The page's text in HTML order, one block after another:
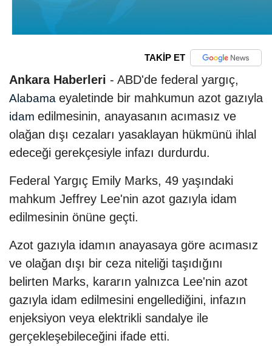
TAKİP ET
Ankara Haberleri - ABD'de federal yargıç,
Alabama eyaletinde bir mahkumun azot gazıyla
idam edilmesinin, anayasanın acımasız ve
olağan dışı cezaları yasaklayan hükmünü ihlal
edeceği gerekçesiyle infazı durdurdu.
Federal Yargıç Emily Marks, 49 yaşındaki
mahkum Jeffrey Lee'nin azot gazıyla idam
edilmesinin önüne geçti.
Azot gazıyla idamın anayasaya göre acımasız
ve olağan dışı bir ceza niteliği taşıdığını
belirten Marks, kararın yalnızca Lee'nin azot
gazıyla idam edilmesini engellediğini, infazın
enjeksiyon veya elektrikli sandalye ile
gerçekleşebileceğini ifade etti.